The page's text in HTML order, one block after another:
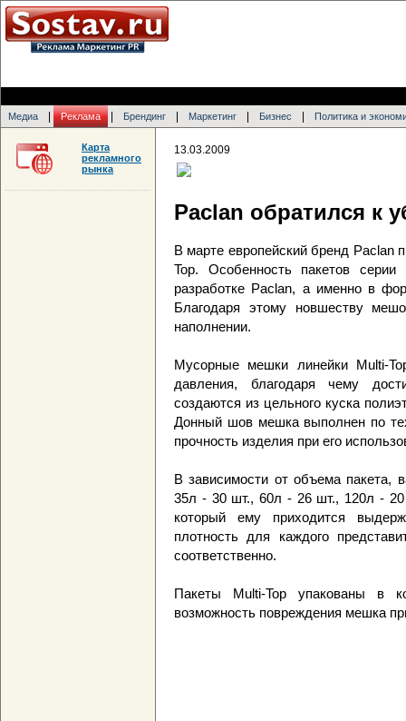
Медиа Реклама Брендинг Маркетинг Бизнес Политика и
13.03.2009
Paclan обратился к
В марте европейский бренд Paclan
Top. Особенность пакетов серии
разработке Paclan, а именно в
Благодаря этому новшеству
наполнении.
Мусорные мешки линейки Multi-
давления, благодаря чему
создаются из цельного куска
Донный шов мешка выполнен по
прочность изделия при его
В зависимости от объема пакета,
35л - 30 шт., 60л - 26 шт., 120л -
который ему приходится
плотность для каждого
соответственно.
Пакеты Multi-Top упакованы в
возможность повреждения мешка
Карта
рекламного
рынка